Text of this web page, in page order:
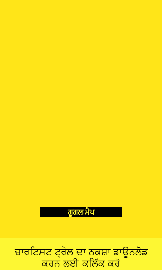
ਗੂਗਲ ਮੈਪ
ਚਾਰਟਿਸਟ ਟ੍ਰੇਲ ਦਾ ਨਕਸ਼ਾ ਡਾਊਨਲੋਡ
ਕਰਨ ਲਈ ਕਲਿੱਕ ਕਰੋ